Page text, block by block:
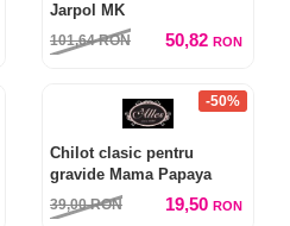
Jarpol MK
101,64RON 50,82 RON
-50%
Chilot clasic pentru
gravide Mama Papaya
39,00RON 19,50 RON